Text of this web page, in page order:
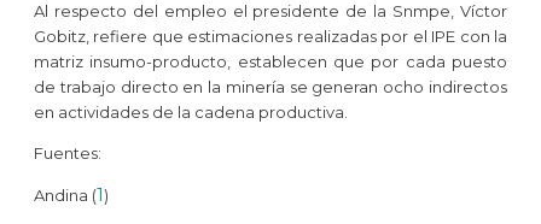
Al respecto del empleo el presidente de la Snmpe, Víctor
Gobitz, refiere que estimaciones realizadas por el IPE con la
matriz insumo-producto, establecen que por cada puesto
de trabajo directo en la minería se generan ocho indirectos
en actividades de la cadena productiva.
Fuentes:
Andina (1)